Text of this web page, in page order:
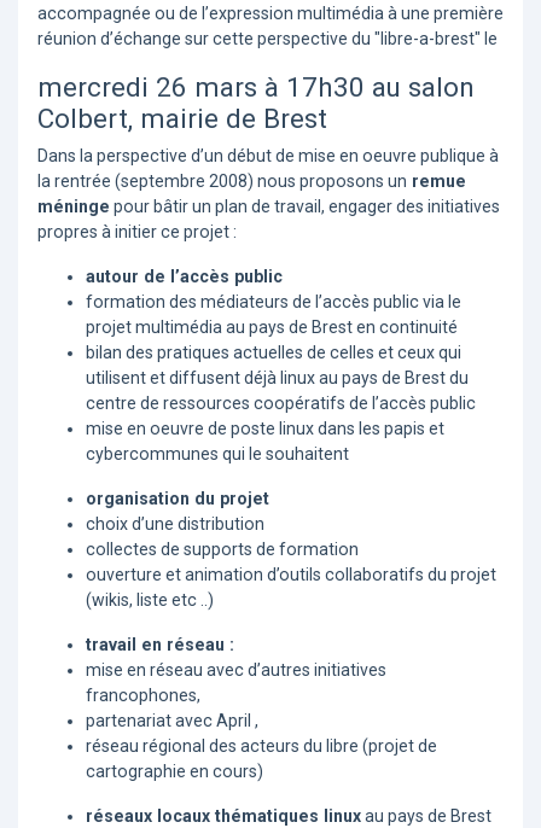
accompagnée ou de l’expression multimédia à une première
réunion d’échange sur cette perspective du "libre-a-brest" le
mercredi 26 mars à 17h30 au salon
Colbert, mairie de Brest
Dans la perspective d’un début de mise en oeuvre publique à
la rentrée (septembre 2008) nous proposons un remue
méninge pour bâtir un plan de travail, engager des initiatives
propres à initier ce projet :
autour de l’accès public
formation des médiateurs de l’accès public via le
projet multimédia au pays de Brest en continuité
bilan des pratiques actuelles de celles et ceux qui
utilisent et diffusent déjà linux au pays de Brest du
centre de ressources coopératifs de l’accès public
mise en oeuvre de poste linux dans les papis et
cybercommunes qui le souhaitent
organisation du projet
choix d’une distribution
collectes de supports de formation
ouverture et animation d’outils collaboratifs du projet
(wikis, liste etc ..)
travail en réseau :
mise en réseau avec d’autres initiatives
francophones,
partenariat avec April ,
réseau régional des acteurs du libre (projet de
cartographie en cours)
réseaux locaux thématiques linuxau pays de Brest